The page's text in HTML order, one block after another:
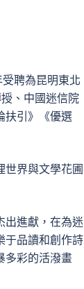
聘為昆明東北
、中國迷信院
扶引》《優選
世界與文學花圃
出進獻，在為迷
于品讀和創作詩
多彩的活潑畫